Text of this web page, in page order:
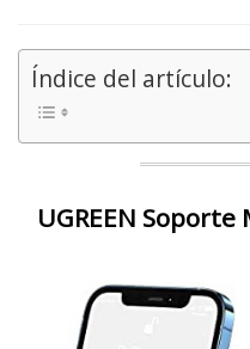
Índice del artículo:
UGREEN